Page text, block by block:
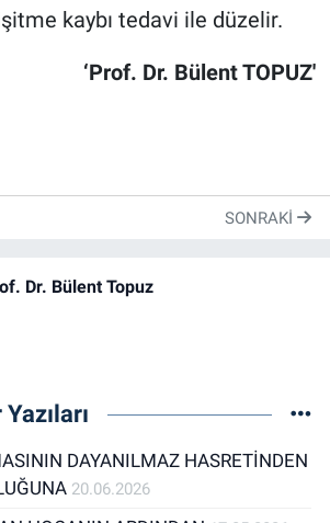
kaybı tedavi ile düzelir.
‘Prof. Dr. Bülent TOPUZ'
SONRAKI
Dr. Bülent Topuz
DAYANILMAZ HASRETİNDEN
20.06.2026